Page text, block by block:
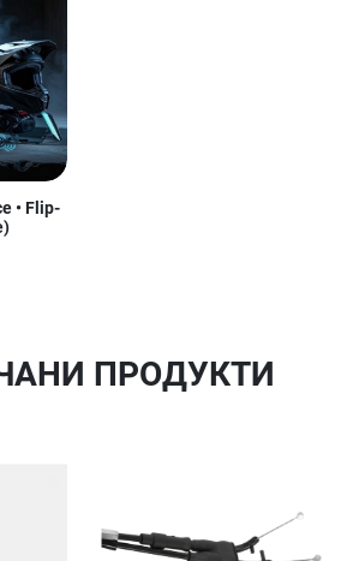
• Flip-
ПРОДУКТИ